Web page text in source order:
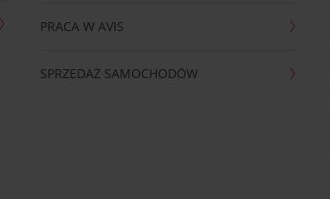
PRACA W AVIS
SPRZEDAŻ SAMOCHODÓW